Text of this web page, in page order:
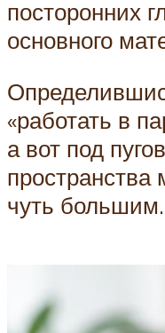
посторонних
основного
«работать в
а вот под
чуть